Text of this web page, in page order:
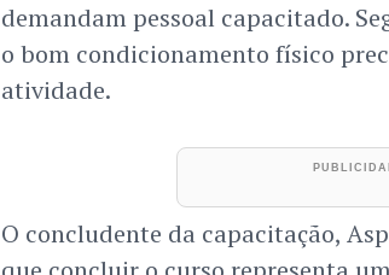
demandam pessoal capacitado.
o bom condicionamento físico
atividade.
O concludente da capacitação,